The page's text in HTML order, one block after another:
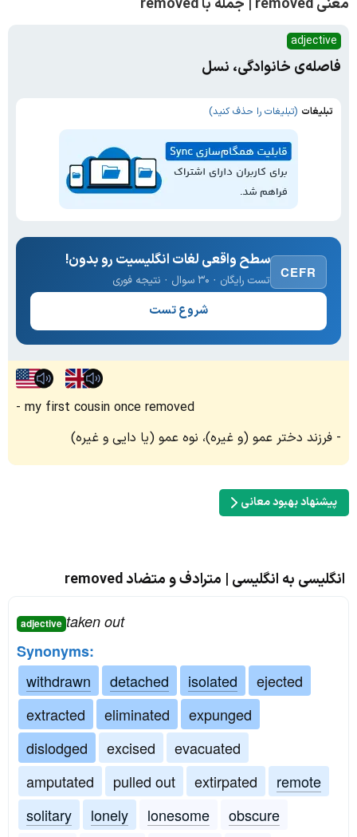
معنی removed | جمله با removed
adjective
فاصله‌ی خانوادگی، نسل
تبلیغات (تبلیغات را حذف کنید)
CEFR
سطح واقعی لغات انگلیسیت رو بدون!
تست رایگان · ۳۰ سوال · نتیجه فوری
شروع تست
my first cousin once removed
فرزند دختر عمو (و غیره)، نوه عمو (یا دایی و غیره)
پیشنهاد بهبود معانی
انگلیسی به انگلیسی | مترادف و متضاد removed
adjective taken out
Synonyms:
withdrawn
detached isolated
ejected
extracted
eliminated
expunged
dislodged
excised
evacuated
amputated
pulled out extirpated
remote
solitary
lonely lonesome
obscure